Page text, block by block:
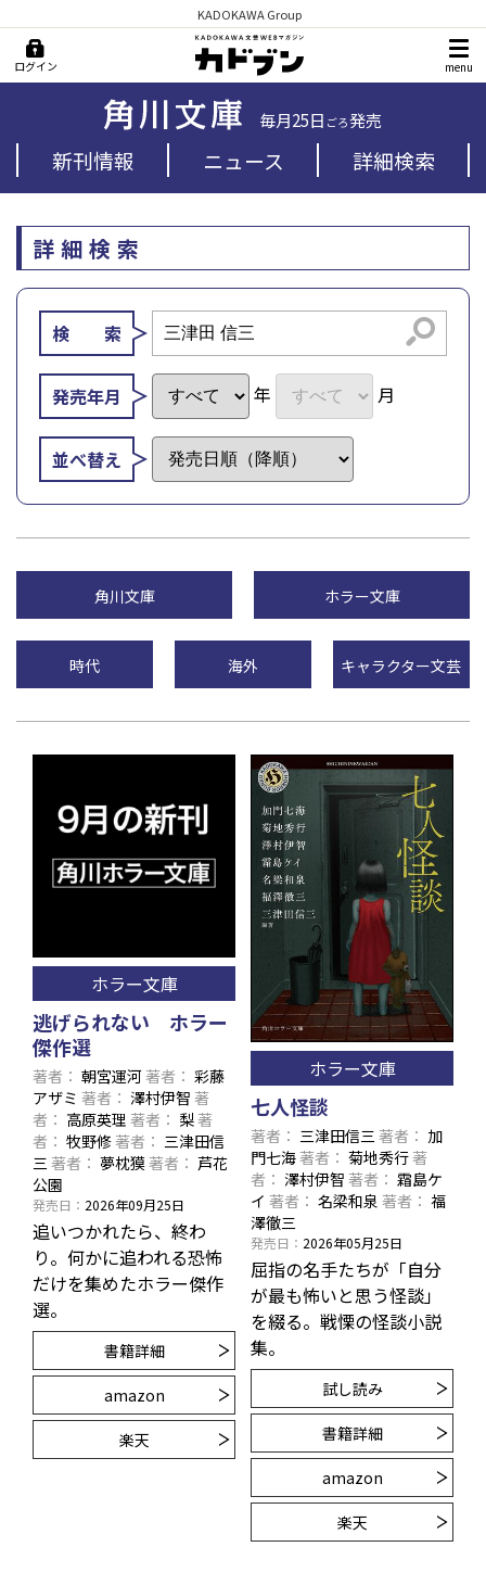
KADOKAWA Group
ログイン menu
毎月25日 ごろ発売
新刊情報 ニュース 詳細検索
詳細検索
検 索 検索
発売年月 年 月
並べ替え
角川文庫 ホラー文庫
時代 海外 キャラクター文芸
ホラー文庫
逃げられない ホラー
傑作選
著者 朝宮運河著者
彩藤
アザミ 著者 澤村伊智 著
者
高原英理 著者 梨著
者
牧野修著者
三津田信
三 著者 夢枕獏著者
芦花
公園
発売日 2026年09月25日
追いつかれたら、終わ
り。何かに追われる恐怖
だけを集めたホラー傑作
選。
書籍詳細
amazon
楽天
ホラー文庫
七人怪談
著者 三津田信三 著者
加
門七海著者 菊地秀行著
者
澤村伊智 著者
霜島ケ
イ 著者 名梁和泉 著者
福
澤徹三
発売日 2026年05月25日
屈指の名手たちが「自分
が最も怖いと思う怪談」
を綴る。戦慄の怪談小説
集。
試し読み
書籍詳細
amazon
楽天